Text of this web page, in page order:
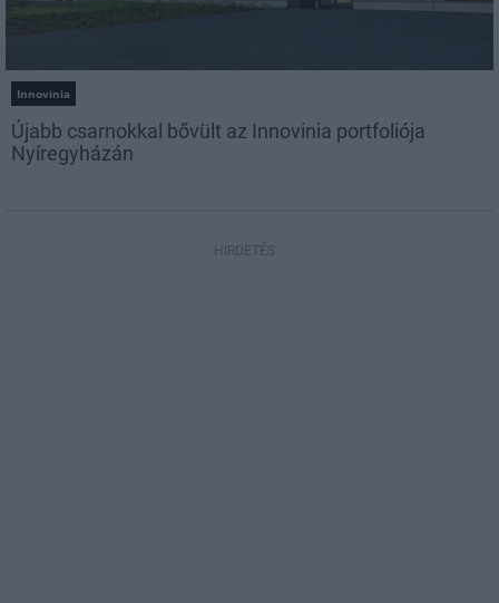
Innovinia
Újabb csarnokkal bővült az Innovinia portfoliója
Nyíregyházán
HIRDETÉS